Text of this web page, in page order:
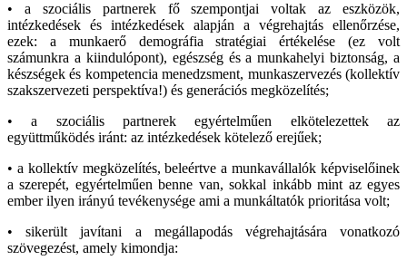
• a szociális partnerek fő szempontjai voltak az eszközök,
intézkedések és intézkedések alapján a végrehajtás ellenőrzése,
ezek: a munkaerő demográfia stratégiai értékelése (ez volt
számunkra a kiindulópont), egészség és a munkahelyi biztonság, a
készségek és kompetencia menedzsment, munkaszervezés (kollektív
szakszervezeti perspektíva!) és generációs megközelítés;
• a szociális partnerek egyértelműen elkötelezettek az
együttműködés iránt: az intézkedések kötelező erejűek;
• a kollektív megközelítés, beleértve a munkavállalók képviselőinek
a szerepét, egyértelműen benne van, sokkal inkább mint az egyes
ember ilyen irányú tevékenysége ami a munkáltatók prioritása volt;
• sikerült javítani a megállapodás végrehajtására vonatkozó
szövegezést, amely kimondja: